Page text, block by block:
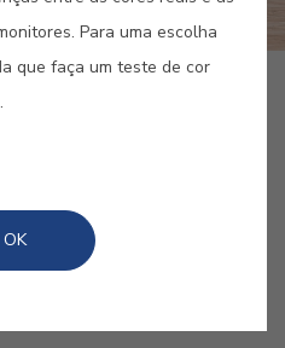
Para uma escolha
que faça um teste de cor
OK